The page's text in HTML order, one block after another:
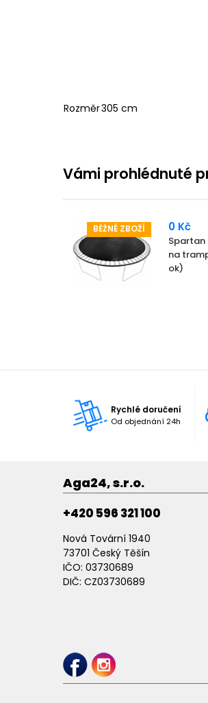
Rozměr305 cm
Vámi prohlédnuté
BĚŽNÉ ZBOŽÍ 0 Kč
na
ok)
Rychlé doručení
Od objednání 24h
Aga24, s.r.o.
+420 596 321 100
Nová Tovární 1940
73701 Český Těšín
IČO: 03730689
DIČ: CZ03730689